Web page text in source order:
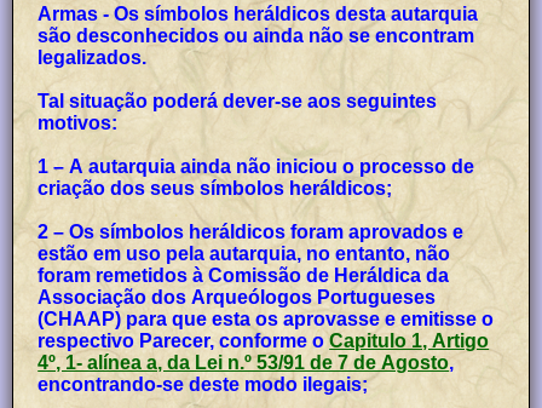
Armas - Os símbolos heráldicos desta autarquia
são desconhecidos ou ainda não se encontram
legalizados.
Tal situação poderá dever-se aos seguintes
motivos:
1 – A autarquia ainda não iniciou o processo de
criação dos seus símbolos heráldicos;
2 – Os símbolos heráldicos foram aprovados e
estão em uso pela autarquia, no entanto, não
foram remetidos à Comissão de Heráldica da
Associação dos Arqueólogos Portugueses
(CHAAP) para que esta os aprovasse e emitisse o
respectivo Parecer, conforme oCapitulo 1, Artigo
4º, 1- alínea a, da Lei n.º 53/91 de 7 de Agosto,
encontrando-se deste modo ilegais;